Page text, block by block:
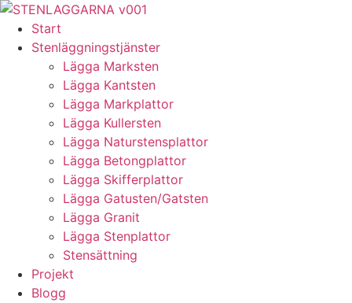
Skip
content
Start
Stenläggningstjänster
Lägga Marksten
Lägga Kantsten
Lägga Markplattor
Lägga Kullersten
Lägga Naturstensplattor
Lägga Betongplattor
Lägga Skifferplattor
Lägga Gatusten/Gatsten
Lägga Granit
Lägga Stenplattor
Stensättning
Projekt
Blogg